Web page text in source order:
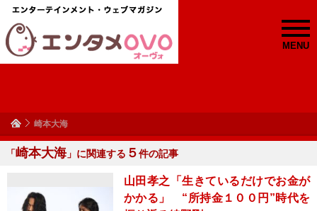
MENU
崎本大海
「崎本大海 」に関連する ５件の記事
山田孝之「生きているだけでお金が
かかる」 “所持金１００円”時代を